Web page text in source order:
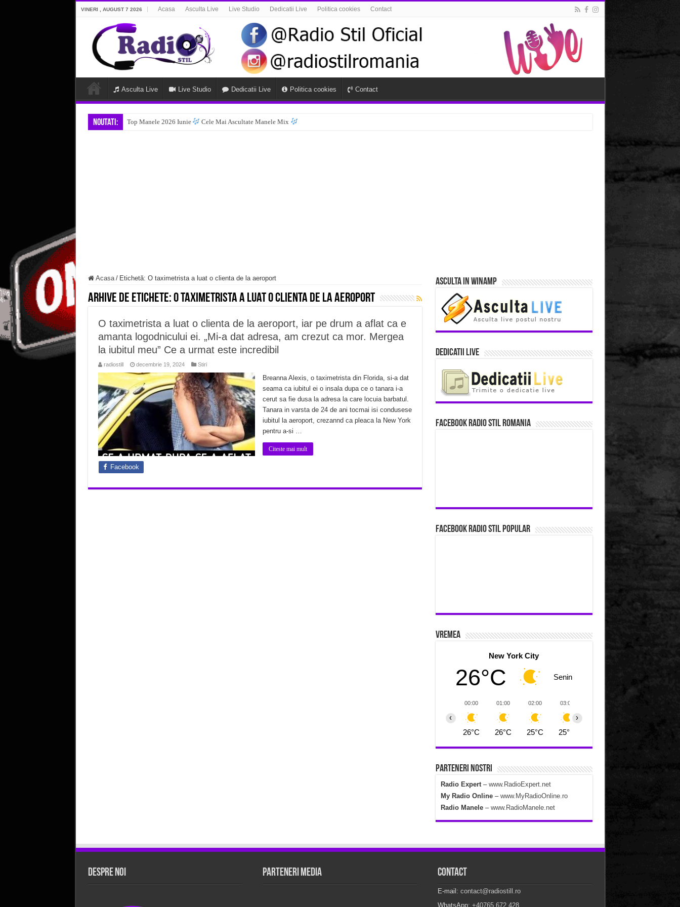
VINERI , AUGUST 7 2026 Acasa Asculta Live Live Studio Dedicatii Live Politica cookies Contact
Asculta Live Live Studio Dedicatii Live Politica cookies Contact
Noutati: Top Manele 2026 Iunie Cele Mai Ascultate Manele Mix
Acasa / Etichetă: O taximetrista a luat o clienta de la aeroport
Arhive de etichete:O taximetrista a luat o clienta de la aeroport
O taximetrista a luat o clienta de la aeroport, iar pe drum a aflat ca e
amanta logodnicului ei. „Mi-a dat adresa, am crezut ca mor. Mergea
la iubitul meu” Ce a urmat este incredibil
radiostill decembrie 19, 2024 Stiri
Breanna Alexis, o taximetrista din Florida, si-a dat
seama ca iubitul ei o insala dupa ce o tanara i-a
cerut sa fie dusa la adresa la care locuia barbatul.
Tanara in varsta de 24 de ani tocmai isi condusese
iubitul la aeroport, crezannd ca pleaca la New York
pentru a-si …
Citeste mai mult
Facebook
Asculta in Winamp
Dedicatii Live
Facebook Radio Stil Romania
Facebook Radio Stil Popular
Vremea
New York City
26°C Senin
00:00
26°C
01:00
26°C
02:00
25°C
03:00
25°C
‹ ›
Parteneri Nostri
Radio Expert– www.RadioExpert.net
My Radio Online– www.MyRadioOnline.ro
Radio Manele – www.RadioManele.net
Despre Noi Parteneri Media Contact
E-mail: contact@radiostill.ro
WhatsApp: +40765.672.428